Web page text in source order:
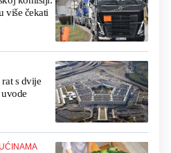
više čekati
s dvije